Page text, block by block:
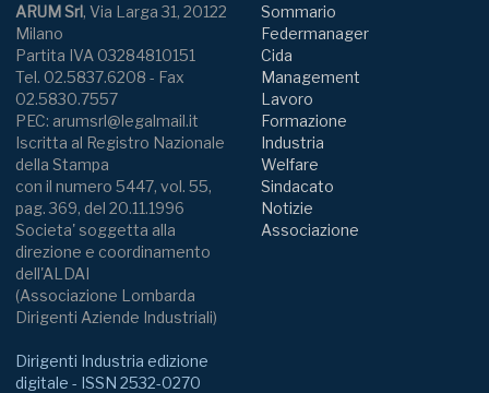
ARUM Srl, Via Larga 31, 20122
Milano
Partita IVA 03284810151
Tel. 02.5837.6208 - Fax
02.5830.7557
PEC: arumsrl@legalmail.it
Iscritta al Registro Nazionale
della Stampa
con il numero 5447, vol. 55,
pag. 369, del 20.11.1996
Societa' soggetta alla
direzione e coordinamento
dell'ALDAI
(Associazione Lombarda
Dirigenti Aziende Industriali)
Dirigenti Industria edizione
digitale - ISSN 2532-0270
Sommario
Federmanager
Cida
Management
Lavoro
Formazione
Industria
Welfare
Sindacato
Notizie
Associazione